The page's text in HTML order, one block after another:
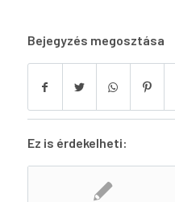
Bejegyzés megosztása
Ez is érdekelheti: